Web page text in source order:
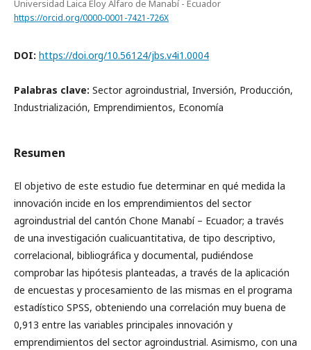
Universidad Laica Eloy Alfaro de Manabí - Ecuador
https://orcid.org/0000-0001-7421-726X
DOI: https://doi.org/10.56124/jbs.v4i1.0004
Palabras clave: Sector agroindustrial, Inversión, Producción,
Industrialización, Emprendimientos, Economía
Resumen
El objetivo de este estudio fue determinar en qué medida la
innovación incide en los emprendimientos del sector
agroindustrial del cantón Chone Manabí – Ecuador; a través
de una investigación cualicuantitativa, de tipo descriptivo,
correlacional, bibliográfica y documental, pudiéndose
comprobar las hipótesis planteadas, a través de la aplicación
de encuestas y procesamiento de las mismas en el programa
estadístico SPSS, obteniendo una correlación muy buena de
0,913 entre las variables principales innovación y
emprendimientos del sector agroindustrial. Asimismo, con una